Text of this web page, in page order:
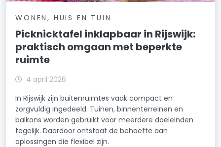
WONEN, HUIS EN TUIN
Picknicktafel inklapbaar in Rijswijk:
praktisch omgaan met beperkte
ruimte
4 april 2026
In Rijswijk zijn buitenruimtes vaak compact en
zorgvuldig ingedeeld. Tuinen, binnenterreinen en
balkons worden gebruikt voor meerdere doeleinden
tegelijk. Daardoor ontstaat de behoefte aan
oplossingen die flexibel zijn.